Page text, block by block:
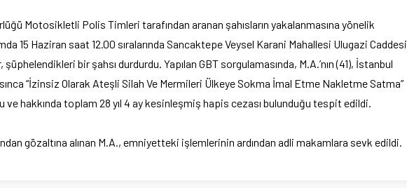
Motosikletli Polis Timleri tarafından aranan şahısların yakalanmasına yönelik
15 Haziran saat 12.00 sıralarında Sancaktepe Veysel Karani Mahallesi Ulugazi Caddesi
bir şahsı durdurdu. Yapılan GBT sorgulamasında, M.A.’nın (41), İstanbul
“İzinsiz Olarak Ateşli Silah Ve Mermileri Ülkeye Sokma İmal Etme Nakletme Satma”
ve hakkında toplam 28 yıl 4 ay kesinleşmiş hapis cezası bulunduğu tespit edildi.
gözaltına alınan M.A., emniyetteki işlemlerinin ardından adli makamlara sevk edildi.